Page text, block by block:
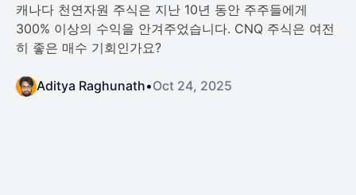
캐나다 천연자원 주식은 지난 10년 동안 주주들에게
300% 이상의 수익을 안겨주었습니다. CNQ 주식은 여전
히 좋은 매수 기회인가요?
Aditya Raghunath•Oct 24, 2025